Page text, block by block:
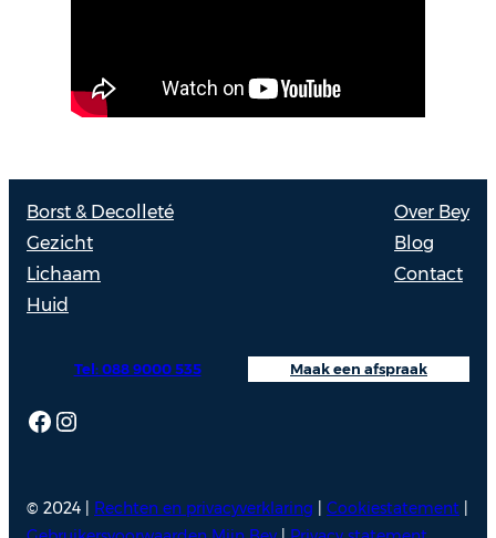
Borst & Decolleté
Gezicht
Lichaam
Huid
Over Bey
Blog
Contact
Facebook
Instagram
Maak een afspraak
Tel: 088 9000 535
© 2024 | Rechten en privacyverklaring Cookiestatement